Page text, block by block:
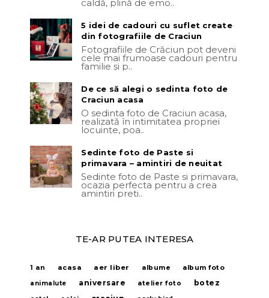
caldă, plină de emo..
5 idei de cadouri cu suflet create
din fotografiile de Craciun
Fotografiile de Crăciun pot deveni
cele mai frumoase cadouri pentru
familie și p..
De ce să alegi o sedinta foto de
Craciun acasa
O sedinta foto de Craciun acasa,
realizată în intimitatea propriei
locuințe, poa..
Sedinte foto de Paste si
primavara – amintiri de neuitat
Sedinte foto de Paste si primavara,
ocazia perfecta pentru a crea
amintiri preti..
TE-AR PUTEA INTERESA
1 an acasa aer liber albume
album foto
animalute
aniversare atelier foto botez